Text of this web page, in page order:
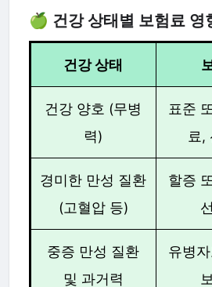
🍏 건강 상태별 보험료 영
건강 상태
건강 양호 (무병
력)
표준
료,
경미한 만성 질환
(고혈압 등)
할증
중증 만성 질환
및 과거력
유병